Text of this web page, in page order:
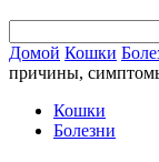
Домой Кошки
причины,
Кошки
Болезни